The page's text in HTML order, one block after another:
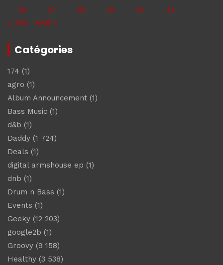
26
27 28 29 30
31
« Juin
Août »
Catégories
174 (1)
agro (1)
Album Announcement (1)
Bass Music (1)
d&b (1)
Daddy (1 724)
Deals (1)
digital armshouse ep (1)
dnb (1)
Drum n Bass (1)
Events (1)
Geeky (12 203)
google2b (1)
Groovy (9 158)
Healthy (3 538)